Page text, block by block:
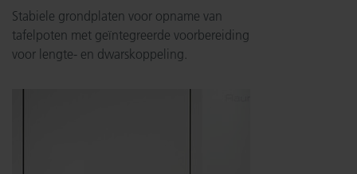
Stabiele grondplaten voor opname van
tafelpoten met geïntegreerde voorbereiding
voor lengte- en dwarskoppeling.